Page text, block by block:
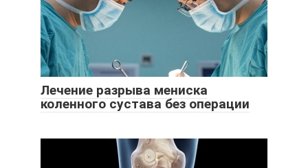
Лечение разрыва мениска
коленного сустава без операции